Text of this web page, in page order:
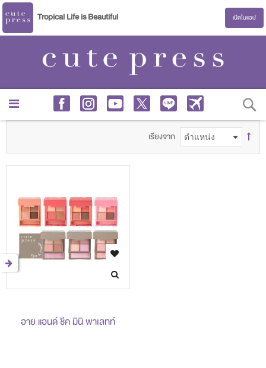
Tropical Life is Beautiful เปิดในแอป
เรียงจาก
อาย แอนด์ ชีค มินิ พาเลทท์